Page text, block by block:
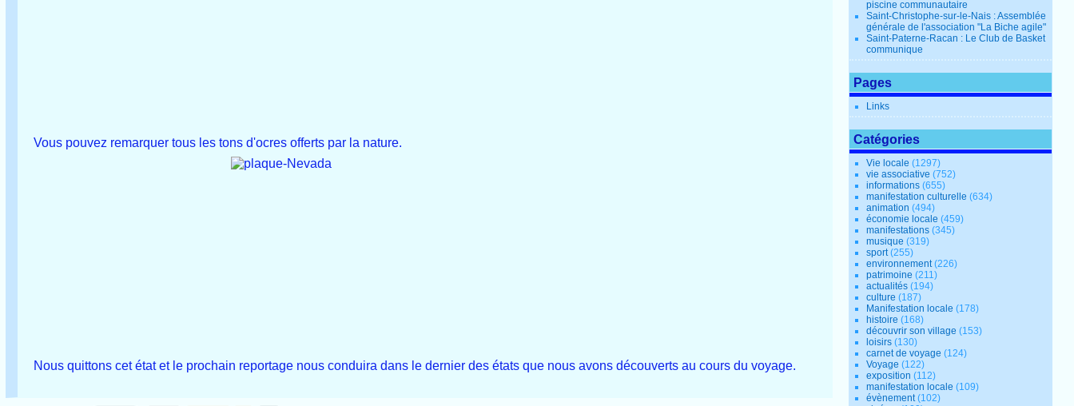
Vous pouvez remarquer tous les tons d'ocres offerts par la nature.
Nous quittons cet état et le prochain reportage nous conduira dans le dernier des états que nous avons découverts au cours du voyage.
piscine communautaire
Saint-Christophe-sur-le-Nais : Assemblée
générale de l'association "La Biche agile"
Saint-Paterne-Racan : Le Club de Basket
communique
Pages
Links
Catégories
Vie locale (1297)
vie associative (752)
informations (655)
manifestation culturelle (634)
animation (494)
économie locale (459)
manifestations (345)
musique (319)
sport(255)
environnement(226)
patrimoine (211)
actualités (194)
culture (187)
Manifestation locale (178)
histoire (168)
découvrir son village (153)
loisirs (130)
carnet de voyage (124)
Voyage (122)
exposition (112)
manifestation locale (109)
évènement(102)